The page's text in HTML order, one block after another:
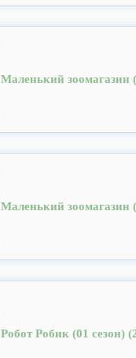
Маленький зоомагазин
Маленький зоомагазин
Робот Робик (01 сезон)